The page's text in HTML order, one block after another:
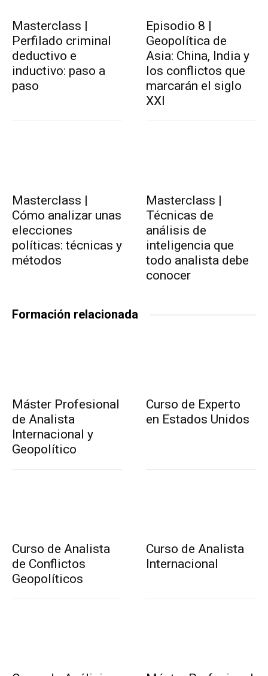
Masterclass |
Perfilado criminal
deductivo e
inductivo: paso a
paso
Episodio 8 |
Geopolítica de
Asia: China, India y
los conflictos que
marcarán el siglo
XXI
Masterclass |
Cómo analizar unas
elecciones
políticas: técnicas y
métodos
Masterclass |
Técnicas de
análisis de
inteligencia que
todo analista debe
conocer
Formación relacionada
Máster Profesional
de Analista
Internacional y
Geopolítico
Curso de Experto
en Estados Unidos
Curso de Analista
de Conflictos
Geopolíticos
Curso de Analista
Internacional